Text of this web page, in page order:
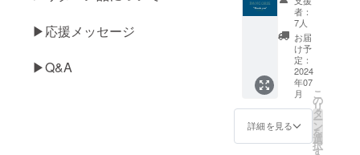
▶︎応援メッセージ
▶︎Q&A
ら備考
欄にご
記入く
ださ
い。 特
にご記
入がな
い場合
名前の
記載な
ラベル
や注意
書きを
ご確認
くださ
い。 ※
メール
メッ
やお手
紙に記
テー
ション
(瞑想)体
験 ②イ
ンドで
学びを
深めた
ヨガイ
ンスト
ラク
& 手書
きのお
手紙 ②
食べロ
グカ
レー百
名店ボ
ンベイ
厚木監
修チキ
届けた
い！ と
いう方
は【ご
支援】
をお選
びくだ
さい！
リター
ン内容:
①＆②
& ③ &
者：
7人
お届
け予
定：
2024
年07
月
詳細を見る
こ
の
リ
タ
ー
ン
を
選
択
す